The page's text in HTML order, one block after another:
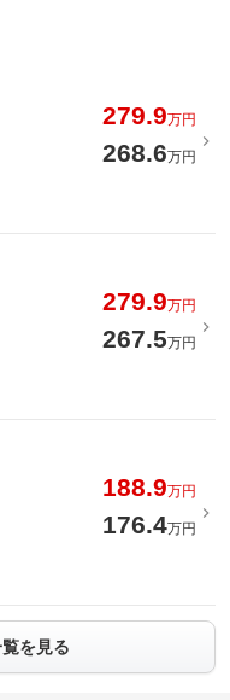
279.9万円
268.6万円
279.9万円
267.5万円
188.9万円
176.4万円
を見る